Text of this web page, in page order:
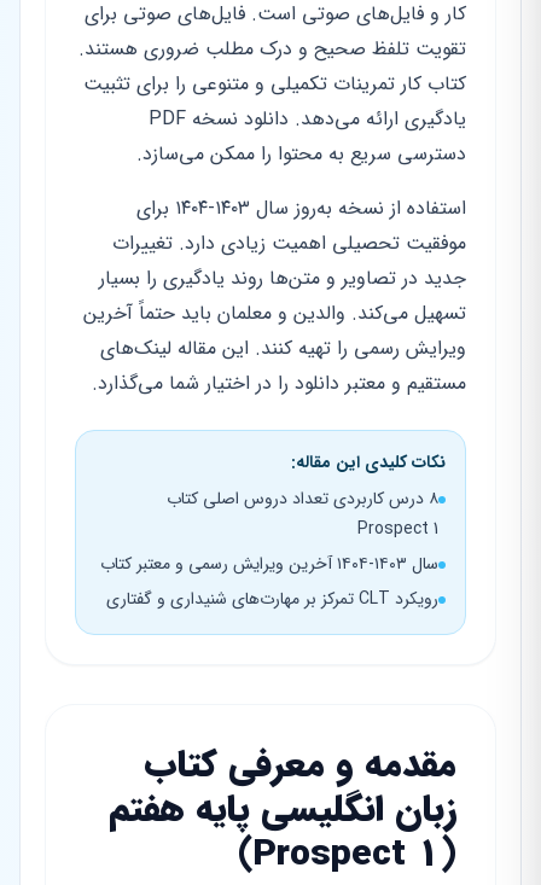
کار و فایل‌های صوتی است. فایل‌های صوتی برای
تقویت تلفظ صحیح و درک مطلب ضروری هستند.
کتاب کار تمرینات تکمیلی و متنوعی را برای تثبیت
یادگیری ارائه می‌دهد. دانلود نسخه PDF
دسترسی سریع به محتوا را ممکن می‌سازد.
استفاده از نسخه به‌روز سال ۱۴۰۳-۱۴۰۴ برای
موفقیت تحصیلی اهمیت زیادی دارد. تغییرات
جدید در تصاویر و متن‌ها روند یادگیری را بسیار
تسهیل می‌کند. والدین و معلمان باید حتماً آخرین
ویرایش رسمی را تهیه کنند. این مقاله لینک‌های
مستقیم و معتبر دانلود را در اختیار شما می‌گذارد.
نکات کلیدی این مقاله:
۸ درس کاربردی تعداد دروس اصلی کتاب
Prospect 1
سال ۱۴۰۳-۱۴۰۴ آخرین ویرایش رسمی و معتبر کتاب
رویکرد CLT تمرکز بر مهارت‌های شنیداری و گفتاری
مقدمه و معرفی کتاب
زبان انگلیسی پایه هفتم
(Prospect 1)